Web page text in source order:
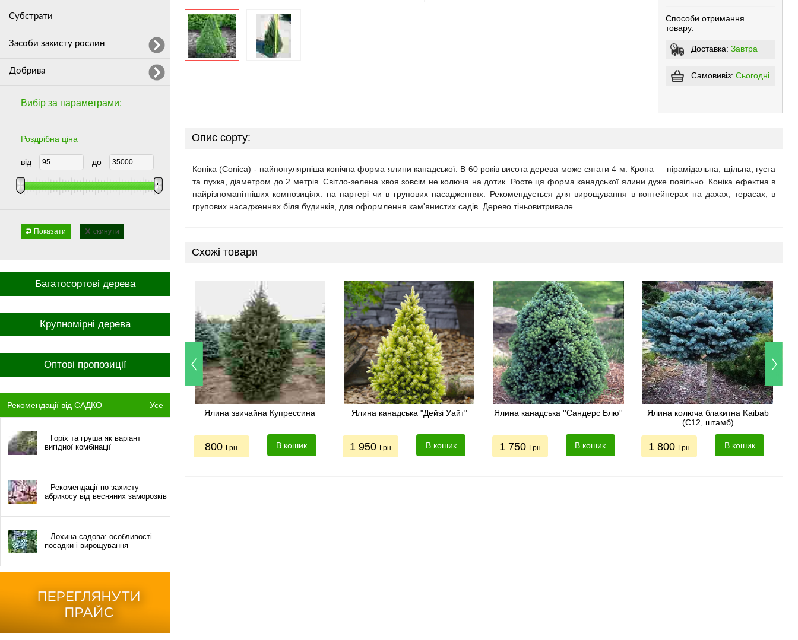
Субстрати
Засоби захисту рослин
Добрива
Багатосортові дерева
Крупномірні дерева
Оптові пропозиції
Рекомендації від САДКО Усе
Горіх та груша як варіант
вигідної комбінації
Рекомендації по захисту
абрикосу від весняних заморозків
Лохина садова: особливості
посадки і вирощування
Вибір за параметрами:
Роздрібна ціна
від до
Показати скинути
Способи отримання
товару:
Доставка: Завтра
Самовивіз: Сьогодні
Опис сорту:
Коніка (Conica) - найпопулярніша конічна форма ялини канадської. В 60 років висота дерева може сягати 4 м. Крона — пірамідальна, щільна, густа
та пухка, діаметром до 2 метрів. Світло-зелена хвоя зовсім не колюча на дотик. Росте ця форма канадської ялини дуже повільно. Коніка ефектна в
найрізноманітніших композиціях: на партері чи в групових насадженнях. Рекомендується для вирощування в контейнерах на дахах, терасах, в
групових насадженнях біля будинків, для оформлення кам'янистих садів. Дерево тіньовитривале.
Схожі товари
Ялина звичайна Купрессина
800 Грн В кошик
Ялина канадська "Дейзі Уайт"
1 950 Грн В кошик
Ялина канадська ''Сандерс Блю''
1 750 Грн В кошик
Ялина колюча блакитна Kaibab
(C12, штамб)
1 800 Грн В кошик